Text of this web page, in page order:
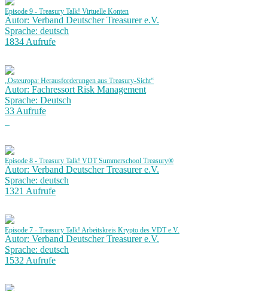
Episode 9 - Treasury Talk! Virtuelle Konten
Autor: Verband Deutscher Treasurer e.V.
Sprache: deutsch
1834 Aufrufe
„Osteuropa: Herausforderungen aus Treasury-Sicht“
Autor: Fachressort Risk Management
Sprache: Deutsch
33 Aufrufe
Episode 8 - Treasury Talk! VDT Summerschool Treasury®
Autor: Verband Deutscher Treasurer e.V.
Sprache: deutsch
1321 Aufrufe
Episode 7 - Treasury Talk! Arbeitskreis Krypto des VDT e.V.
Autor: Verband Deutscher Treasurer e.V.
Sprache: deutsch
1532 Aufrufe